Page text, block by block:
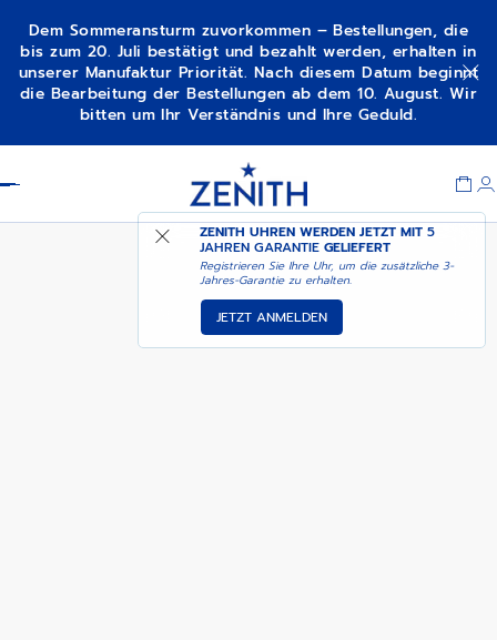
Dem Sommeransturm zuvorkommen – Bestellungen, die
bis zum 20. Juli bestätigt und bezahlt werden, erhalten in
unserer Manufaktur Priorität. Nach diesem Datum beginnt
die Bearbeitung der Bestellungen ab dem 10. August. Wir
bitten um Ihr Verständnis und Ihre Geduld.
ZENITH UHREN WERDEN JETZT MIT5
JAHREN GARANTIE GELIEFERT
Registrieren Sie Ihre Uhr, um die zusätzliche 3-
Jahres-Garantie zu erhalten.
JETZT ANMELDEN
CHRONOMASTER SPORT –
MIDNIGHT SAPPHIRE
DEMNÄCHST –
BENACHRICHTIGEN SIE
MICH